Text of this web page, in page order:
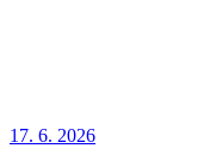
17. 6. 2026